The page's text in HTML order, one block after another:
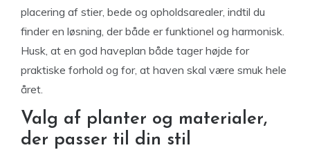
placering af stier, bede og opholdsarealer, indtil du
finder en løsning, der både er funktionel og harmonisk.
Husk, at en god haveplan både tager højde for
praktiske forhold og for, at haven skal være smuk hele
året.
Valg af planter og materialer,
der passer til din stil